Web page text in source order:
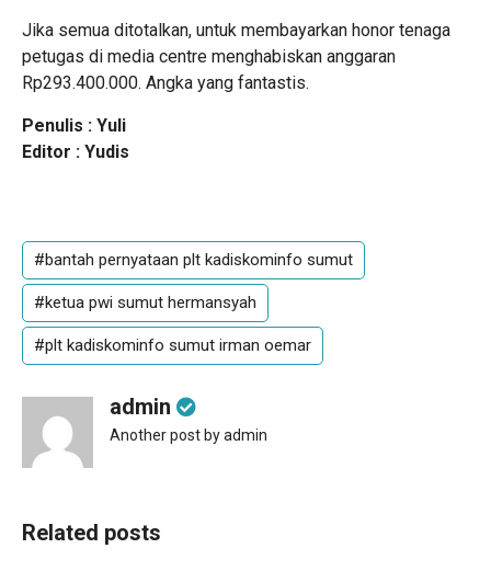
Jika semua ditotalkan, untuk membayarkan honor tenaga
petugas di media centre menghabiskan anggaran
Rp293.400.000. Angka yang fantastis.
Penulis : Yuli
Editor : Yudis
#bantah pernyataan plt kadiskominfo sumut
#ketua pwi sumut hermansyah
#plt kadiskominfo sumut irman oemar
admin
Another post by admin
Related posts